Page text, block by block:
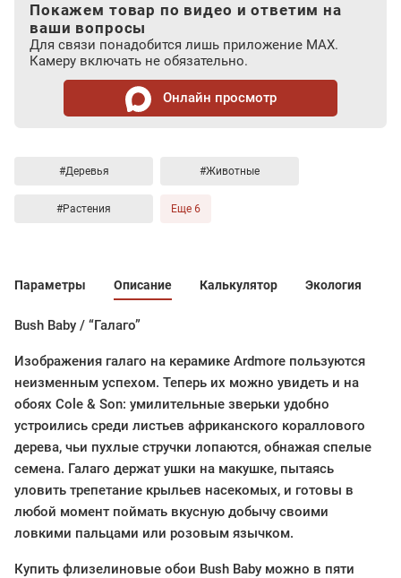
Покажем товар по видео и ответим на
ваши вопросы
Для связи понадобится лишь приложение MAX.
Камеру включать не обязательно.
Онлайн просмотр
#Деревья #Животные
#Растения Еще 6
Параметры Описание Калькулятор Экология
Bush Baby / “Галаго”
Изображения галаго на керамике Ardmore пользуются
неизменным успехом. Теперь их можно увидеть и на
обоях Cole & Son: умилительные зверьки удобно
устроились среди листьев африканского кораллового
дерева, чьи пухлые стручки лопаются, обнажая спелые
семена. Галаго держат ушки на макушке, пытаясь
уловить трепетание крыльев насекомых, и готовы в
любой момент поймать вкусную добычу своими
ловкими пальцами или розовым язычком.
Купить флизелиновые обои Bush Baby можно в пяти